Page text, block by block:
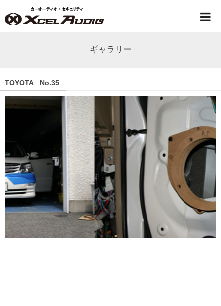
ギャラリー
TOYOTA No.35